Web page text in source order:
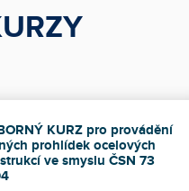
KURZ pro provádění
prohlídek ocelových
ve smyslu ČSN 73